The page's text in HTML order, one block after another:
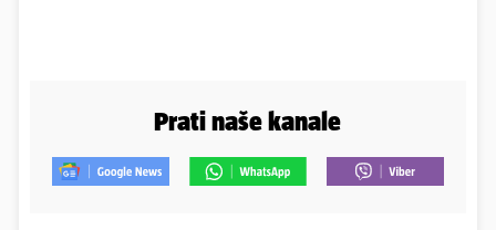
Prati naše kanale